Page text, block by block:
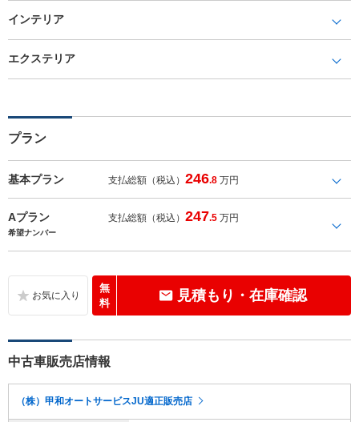
インテリア
エクステリア
プラン
基本プラン 支払総額（税込）246.8 万円
Aプラン 支払総額（税込）247.5 万円
希望ナンバー
無
料
見積もり・在庫確認
中古車販売店情報
（株）甲和オートサービスJU適正販売店